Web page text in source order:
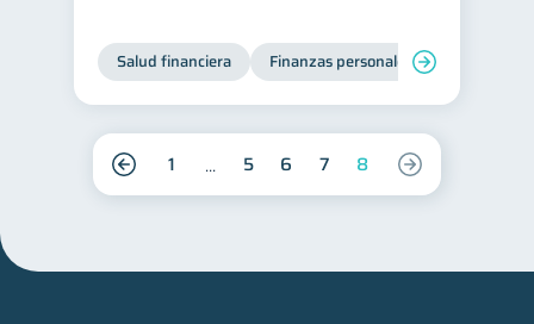
Salud financiera Finanzas personales
1 5 6 7 8